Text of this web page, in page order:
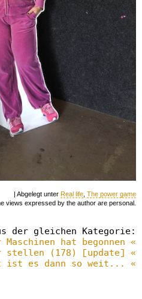
| Abgelegt unter Real life The power game
views expressed by the author are personal.
der gleichen Kategorie:
hat begonnen «
stellen (178) [update] «
ist es dann so weit... «